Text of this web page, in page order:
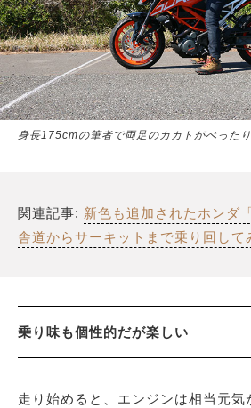
身長175cmの筆者で両足のカカトがべった
関連記事: 新色も追加されたホンダ
舎道からサーキットまで乗り回して
乗り味も個性的だが楽しい
走り始めると、エンジンは相当元気